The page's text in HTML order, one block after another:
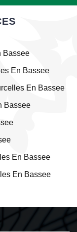
Bassee
En Bassee
En Bassee
Bassee
En Bassee
En Bassee